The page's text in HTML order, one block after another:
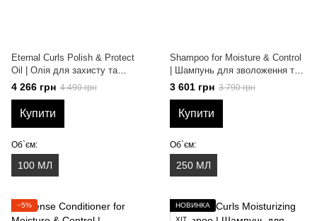
Eternal Curls Polish & Protect
Oil | Олія для захисту та
догляду за волоссям
«Досконалі кучері», 100 мл
4 266 грн 4 490 грн
Купити
Об`єм:
100 МЛ
Shampoo for Moisture & Control
| Шампунь для зволоження та
контролю "Джерело краси",
3 601 грн 3 790 грн
Купити
Об`єм:
250 МЛ
−5%
НОВИНКА
ХІТ